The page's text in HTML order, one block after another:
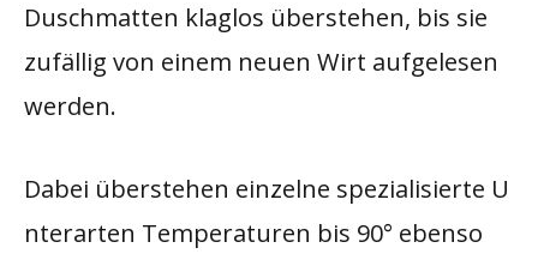
Duschmatten klaglos überstehen, bis sie
zufällig von einem neuen Wirt aufgelesen
werden.
Dabei überstehen einzelne spezialisierte U
nterarten Temperaturen bis 90° ebenso